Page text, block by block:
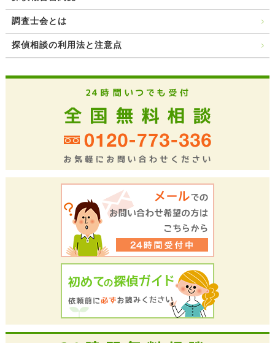
調査士会とは
探偵相談の利用法と注意点